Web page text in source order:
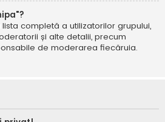
completă a utilizatorilor grupului,
și alte detalii, precum
de moderarea fiecăruia.